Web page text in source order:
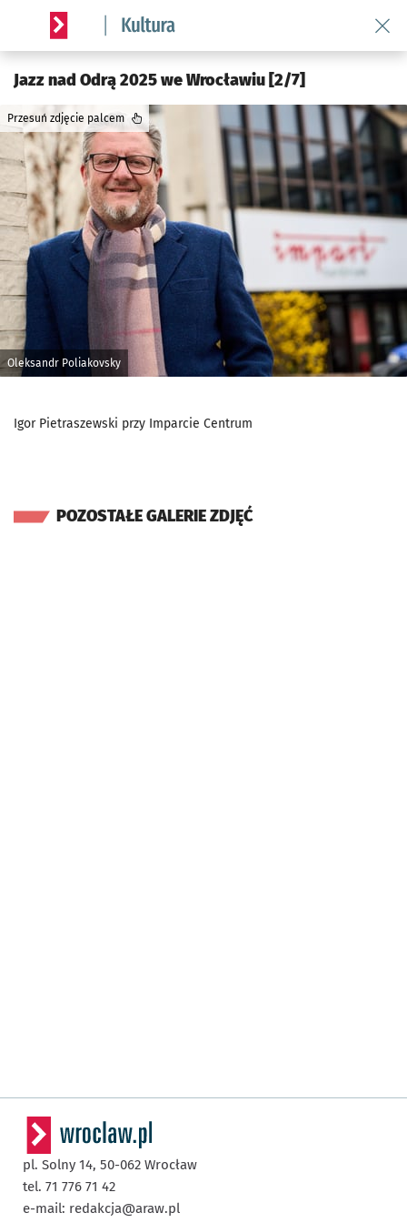
Serwis informacyjny wroclaw.pl podserwis: Kultura
Jazz nad Odrą 2025 we Wrocławiu [2/7]
Oleksandr Poliakovsky
Przesuń zdjęcie palcem
Igor Pietraszewski przy Imparcie Centrum
POZOSTAŁE GALERIE ZDJĘĆ
pl. Solny 14, 50-062 Wrocław
tel. 71 776 71 42
e-mail: redakcja@araw.pl